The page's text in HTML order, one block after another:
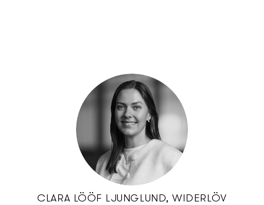
CLARA LÖÖF LJUNGLUND, WIDERLÖV